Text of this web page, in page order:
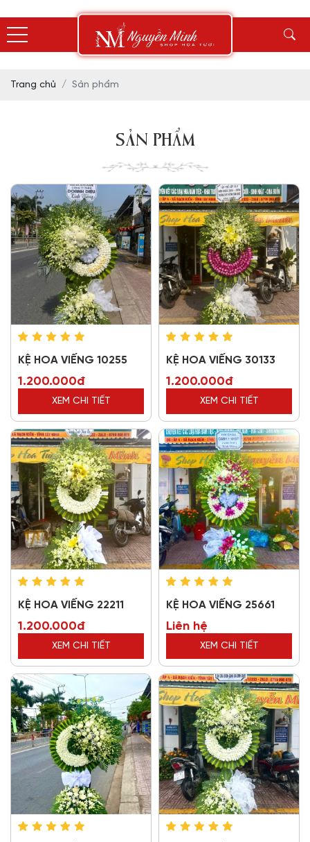
Trang chủ Sản phẩm
SẢN PHẨM
KỆ HOA VIẾNG 10255
1.200.000đ
XEM CHI TIẾT
KỆ HOA VIẾNG 30133
1.200.000đ
XEM CHI TIẾT
KỆ HOA VIẾNG 22211
1.200.000đ
XEM CHI TIẾT
KỆ HOA VIẾNG 25661
Liên hệ
XEM CHI TIẾT